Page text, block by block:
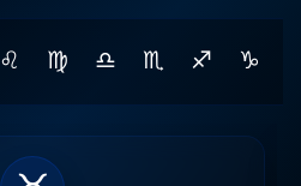
♌ ♍ ♎ ♏ ♐ ♑